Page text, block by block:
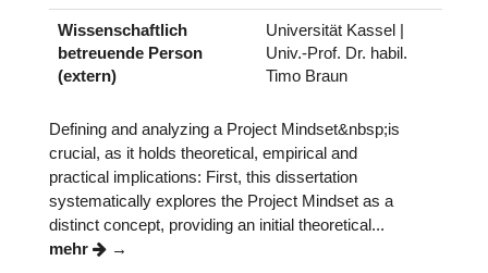
Wissenschaftlich
betreuende Person
(extern)
Universität Kassel |
Univ.-Prof. Dr. habil.
Timo Braun
Defining and analyzing a Project Mindset&nbsp;is
crucial, as it holds theoretical, empirical and
practical implications: First, this dissertation
systematically explores the Project Mindset as a
distinct concept, providing an initial theoretical...
mehr